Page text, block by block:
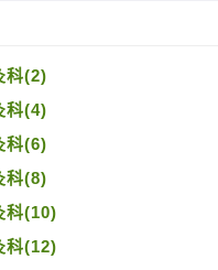
科(2)
科(4)
科(6)
科(8)
科(10)
科(12)